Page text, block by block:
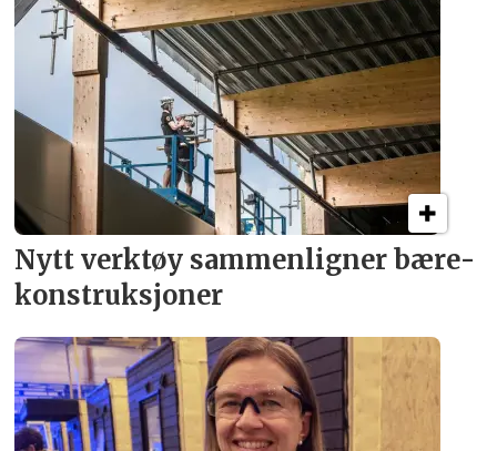
Nytt verktøy sammenligner bære­
konstruksjoner